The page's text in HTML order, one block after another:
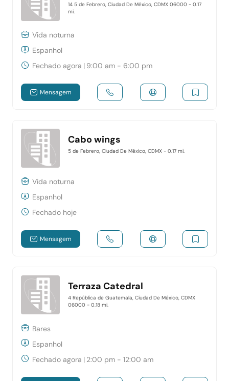
14 5 de Febrero, Ciudad De México, CDMX 06000 - 0.17
mi.
Vida noturna
Espanhol
Fechado agora | 9:00 am - 6:00 pm
Mensagem
Cabo wings
5 de Febrero, Ciudad De México, CDMX - 0.17 mi.
Vida noturna
Espanhol
Fechado hoje
Mensagem
Terraza Catedral
4 República de Guatemala, Ciudad De México, CDMX
06000 - 0.18 mi.
Bares
Espanhol
Fechado agora | 2:00 pm - 12:00 am